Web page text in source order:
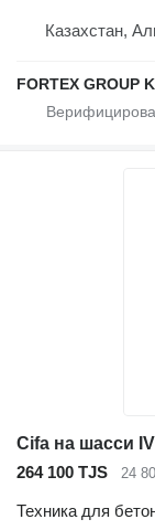
Казахстан,
FORTEX GROUP
264 100 TJS 24
Техника для